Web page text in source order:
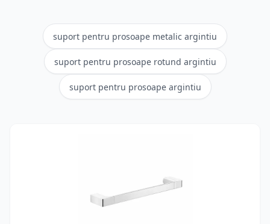
suport pentru prosoape metalic argintiu
suport pentru prosoape rotund argintiu
suport pentru prosoape argintiu